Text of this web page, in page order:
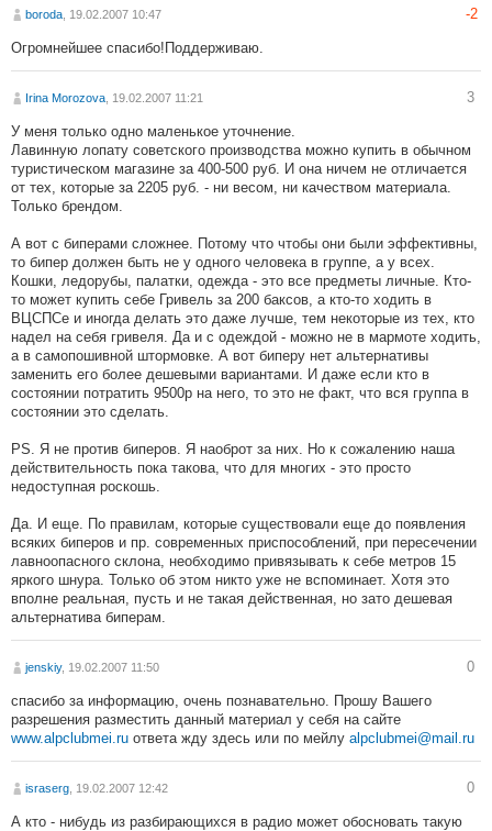
boroda , 19.02.2007 10:47 -2
Огромнейшее спасибо!Поддерживаю.
Irina Morozova , 19.02.2007 11:21 3
У меня только одно маленькое уточнение.
Лавинную лопату советского производства можно купить в обычном
туристическом магазине за 400-500 руб. И она ничем не отличается
от тех, которые за 2205 руб. - ни весом, ни качеством материала.
Только брендом.
А вот с биперами сложнее. Потому что чтобы они были эффективны,
то бипер должен быть не у одного человека в группе, а у всех.
Кошки, ледорубы, палатки, одежда - это все предметы личные. Кто-
то может купить себе Гривель за 200 баксов, а кто-то ходить в
ВЦСПСе и иногда делать это даже лучше, тем некоторые из тех, кто
надел на себя гривеля. Да и с одеждой - можно не в мармоте ходить,
а в самопошивной штормовке. А вот биперу нет альтернативы
заменить его более дешевыми вариантами. И даже если кто в
состоянии потратить 9500р на него, то это не факт, что вся группа в
состоянии это сделать.
PS. Я не против биперов. Я наоброт за них. Но к сожалению наша
действительность пока такова, что для многих - это просто
недоступная роскошь.
Да. И еще. По правилам, которые существовали еще до появления
всяких биперов и пр. современных приспособлений, при пересечении
лавноопасного склона, необходимо привязывать к себе метров 15
яркого шнура. Только об этом никто уже не вспоминает. Хотя это
вполне реальная, пусть и не такая действенная, но зато дешевая
альтернатива биперам.
jenskiy, 19.02.2007 11:50 0
спасибо за информацию, очень познавательно. Прошу Вашего
разрешения разместить данный материал у себя на сайте
www.alpclubmei.ru ответа жду здесь или по мейлу alpclubmei@mail.ru
israserg , 19.02.2007 12:42 0
А кто - нибудь из разбирающихся в радио может обосновать такую